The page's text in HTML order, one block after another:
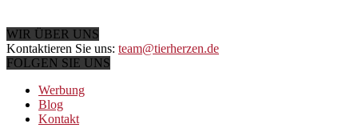
WIR ÜBER UNS
Kontaktieren Sie uns: team@tierherzen.de
FOLGEN SIE UNS
Werbung
Blog
Kontakt